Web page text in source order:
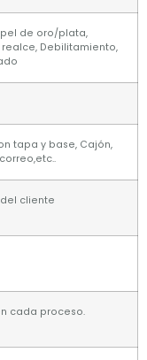
de oro/plata,
Debilitamiento,
tapa y base, Cajón,
cliente
cada proceso.